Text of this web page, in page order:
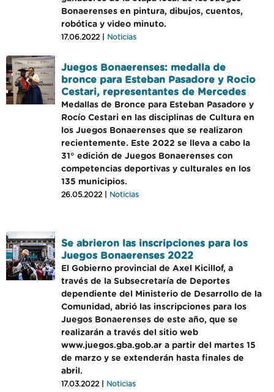
Bonaerenses en pintura, dibujos, cuentos,
robótica y video minuto.
17.06.2022 | Noticias
Juegos Bonaerenses: medalla de
bronce para Esteban Pasadore y Rocio
Cestari, representantes de Mercedes
Medallas de Bronce para Esteban Pasadore y
Rocío Cestari en las disciplinas de Cultura en
los Juegos Bonaerenses que se realizaron
recientemente. Este 2022 se lleva a cabo la
31° edición de Juegos Bonaerenses con
competencias deportivas y culturales en los
135 municipios.
26.05.2022 | Noticias
Se abrieron las inscripciones para los
Juegos Bonaerenses 2022
El Gobierno provincial de Axel Kicillof, a
través de la Subsecretaría de Deportes
dependiente del Ministerio de Desarrollo de la
Comunidad, abrió las inscripciones para los
Juegos Bonaerenses de este año, que se
realizarán a través del sitio web
www.juegos.gba.gob.ar a partir del martes 15
de marzo y se extenderán hasta finales de
abril.
17.03.2022 | Noticias